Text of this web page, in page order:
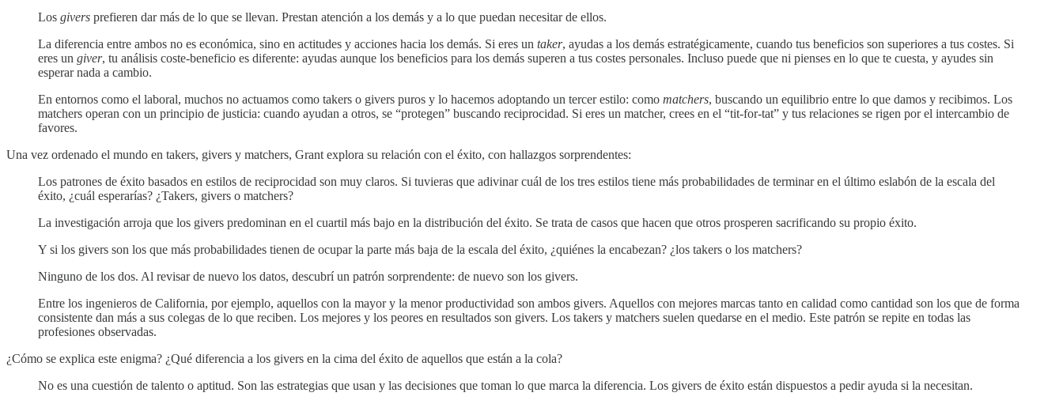
Los givers prefieren dar más de lo que se llevan. Prestan atención a los demás y a lo que puedan necesitar de ellos.
La diferencia entre ambos no es económica, sino en actitudes y acciones hacia los demás. Si eres un taker, ayudas a los demás estratégicamente, cuando tus beneficios son superiores a tus costes. Si
eres un giver, tu análisis coste-beneficio es diferente: ayudas aunque los beneficios para los demás superen a tus costes personales. Incluso puede que ni pienses en lo que te cuesta, y ayudes sin
esperar nada a cambio.
En entornos como el laboral, muchos no actuamos como takers o givers puros y lo hacemos adoptando un tercer estilo: como matchers, buscando un equilibrio entre lo que damos y recibimos. Los
matchers operan con un principio de justicia: cuando ayudan a otros, se “protegen” buscando reciprocidad. Si eres un matcher, crees en el “tit-for-tat” y tus relaciones se rigen por el intercambio de
favores.
Una vez ordenado el mundo en takers, givers y matchers, Grant explora su relación con el éxito, con hallazgos sorprendentes:
Los patrones de éxito basados en estilos de reciprocidad son muy claros. Si tuvieras que adivinar cuál de los tres estilos tiene más probabilidades de terminar en el último eslabón de la escala del
éxito, ¿cuál esperarías? ¿Takers, givers o matchers?
La investigación arroja que los givers predominan en el cuartil más bajo en la distribución del éxito. Se trata de casos que hacen que otros prosperen sacrificando su propio éxito.
Y si los givers son los que más probabilidades tienen de ocupar la parte más baja de la escala del éxito, ¿quiénes la encabezan? ¿los takers o los matchers?
Ninguno de los dos. Al revisar de nuevo los datos, descubrí un patrón sorprendente: de nuevo son los givers.
Entre los ingenieros de California, por ejemplo, aquellos con la mayor y la menor productividad son ambos givers. Aquellos con mejores marcas tanto en calidad como cantidad son los que de forma
consistente dan más a sus colegas de lo que reciben. Los mejores y los peores en resultados son givers. Los takers y matchers suelen quedarse en el medio. Este patrón se repite en todas las
profesiones observadas.
¿Cómo se explica este enigma? ¿Qué diferencia a los givers en la cima del éxito de aquellos que están a la cola?
No es una cuestión de talento o aptitud. Son las estrategias que usan y las decisiones que toman lo que marca la diferencia. Los givers de éxito están dispuestos a pedir ayuda si la necesitan.